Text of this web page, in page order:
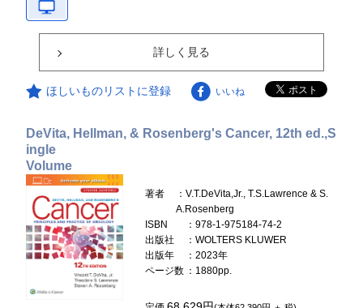
詳しく見る
ほしいものリストに登録 いいね
DeVita, Hellman, & Rosenberg's Cancer, 12th ed.,S
ingle
Volume
著者
：V.T.DeVita,Jr., T.S.Lawrence & S.
A.Rosenberg
ISBN
：978-1-975184-74-2
出版社
：WOLTERS KLUWER
出版年
：2023年
ページ数 ：1880pp.